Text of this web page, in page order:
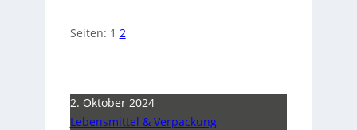
Seiten: 1 2
2. Oktober 2024
Lebensmittel & Verpackung